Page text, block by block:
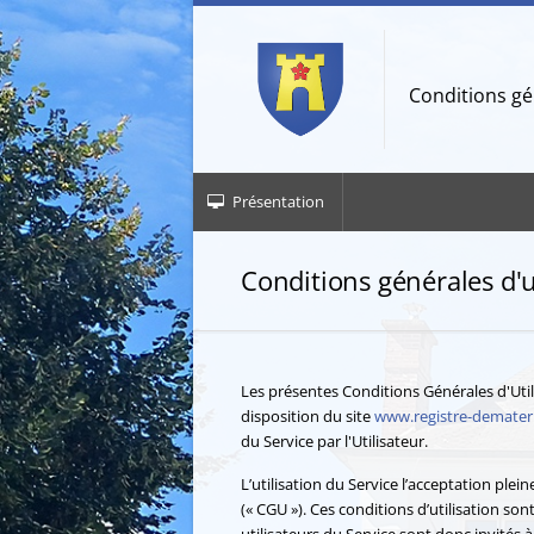
Aller à la navigation Aller au contenu
Conditions
Présentation
Conditions générales
Les présentes Conditions Générales
disposition du sitewww.registre-
du Service par l'Utilisateur.
L’utilisation du Service l’acceptation
(« CGU »). Ces conditions d’utilisation